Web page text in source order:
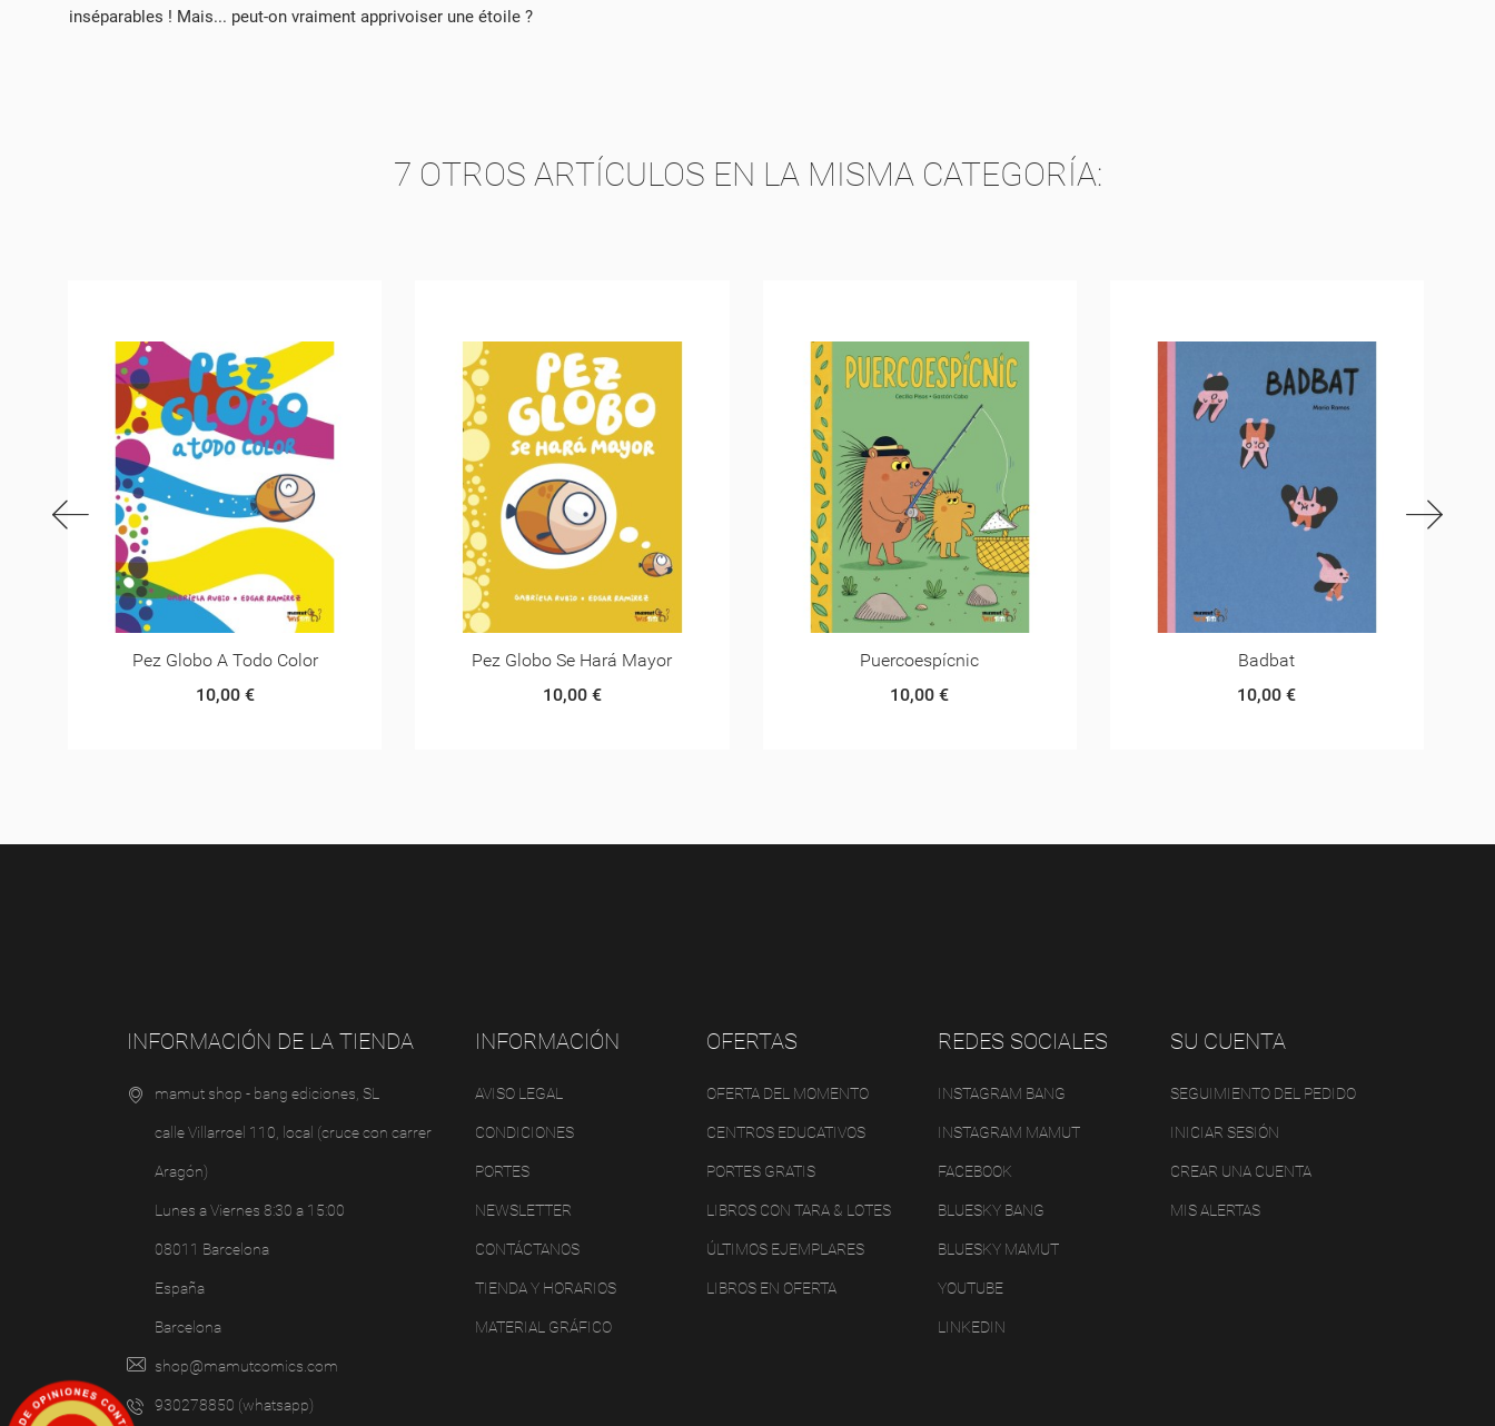
inséparables ! Mais... peut-on vraiment apprivoiser une étoile ?
7 OTROS ARTÍCULOS EN LA MISMA CATEGORÍA:
Pez Globo Se Hará Mayor
10,00 €
Puercoespícnic
10,00 €
Badbat
10,00 €
Pez Globo Se Transforma
10,00 €
INFORMACIÓN DE LA TIENDA
mamut shop - bang ediciones, SL
calle Villarroel 110, local (cruce con carrer
Aragón)
Lunes a Viernes 8:30 a 15:00
08011 Barcelona
España
Barcelona
shop@mamutcomics.com
930278850 (whatsapp)
INFORMACIÓN
AVISO LEGAL
CONDICIONES
PORTES
NEWSLETTER
CONTÁCTANOS
TIENDA Y HORARIOS
MATERIAL GRÁFICO
OFERTAS
OFERTA DEL MOMENTO
CENTROS EDUCATIVOS
PORTES GRATIS
LIBROS CON TARA & LOTES
ÚLTIMOS EJEMPLARES
LIBROS EN OFERTA
REDES SOCIALES
INSTAGRAM BANG
INSTAGRAM MAMUT
FACEBOOK
BLUESKY BANG
BLUESKY MAMUT
YOUTUBE
LINKEDIN
SU CUENTA
SEGUIMIENTO DEL PEDIDO
INICIAR SESIÓN
CREAR UNA CUENTA
MIS ALERTAS